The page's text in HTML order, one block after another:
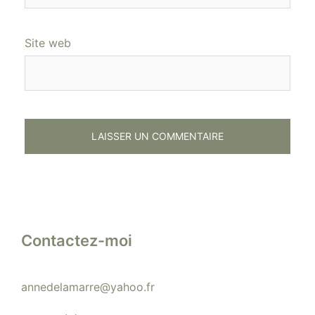
Site web
Contactez-moi
annedelamarre@yahoo.fr